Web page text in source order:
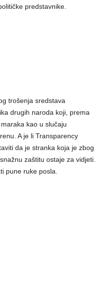
predstavnike.
trošenja sredstava
drugih naroda koji, prema
kao u slučaju
A je li Transparency
da je stranka koja je zbog
zaštitu ostaje za vidjeti.
pune ruke posla.